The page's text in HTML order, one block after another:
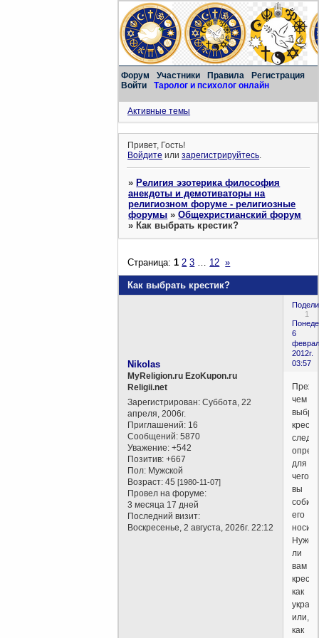
Форум Участники Правила
Регистрация
Войти
Таролог и психолог онлайн
Активные темы
Привет, Гость!
Войдите илизарегистрируйтесь.
»Религия эзотерика философия
анекдоты и демотиваторы на
религиозном форуме - религиозные
форумы »Общехристианский форум
»Как выбрать крестик?
Как выбрать крестик?
Страница:1 2 3 12 »
1
6
2012г.
03:57
Nikolas
MyReligion.ru EzoKupon.ru
Religii.net
Зарегистрирован: Суббота, 22
апреля, 2006г.
Приглашений: 16
Сообщений: 5870
Уважение: +542
Позитив: +667
Пол: Мужской
Возраст: 45[1980-11-07]
Провел на форуме:
3 месяца 17 дней
Последний визит:
Воскресенье, 2 августа, 2026г. 22:12
чем
для
чего
вы
его
Нужен
ли
вам
как
или,
как